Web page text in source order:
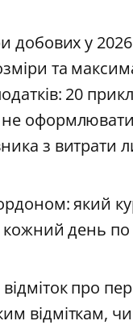
добових у
та
20
оформлювати
з витрати
який
день по
про
відміткам,